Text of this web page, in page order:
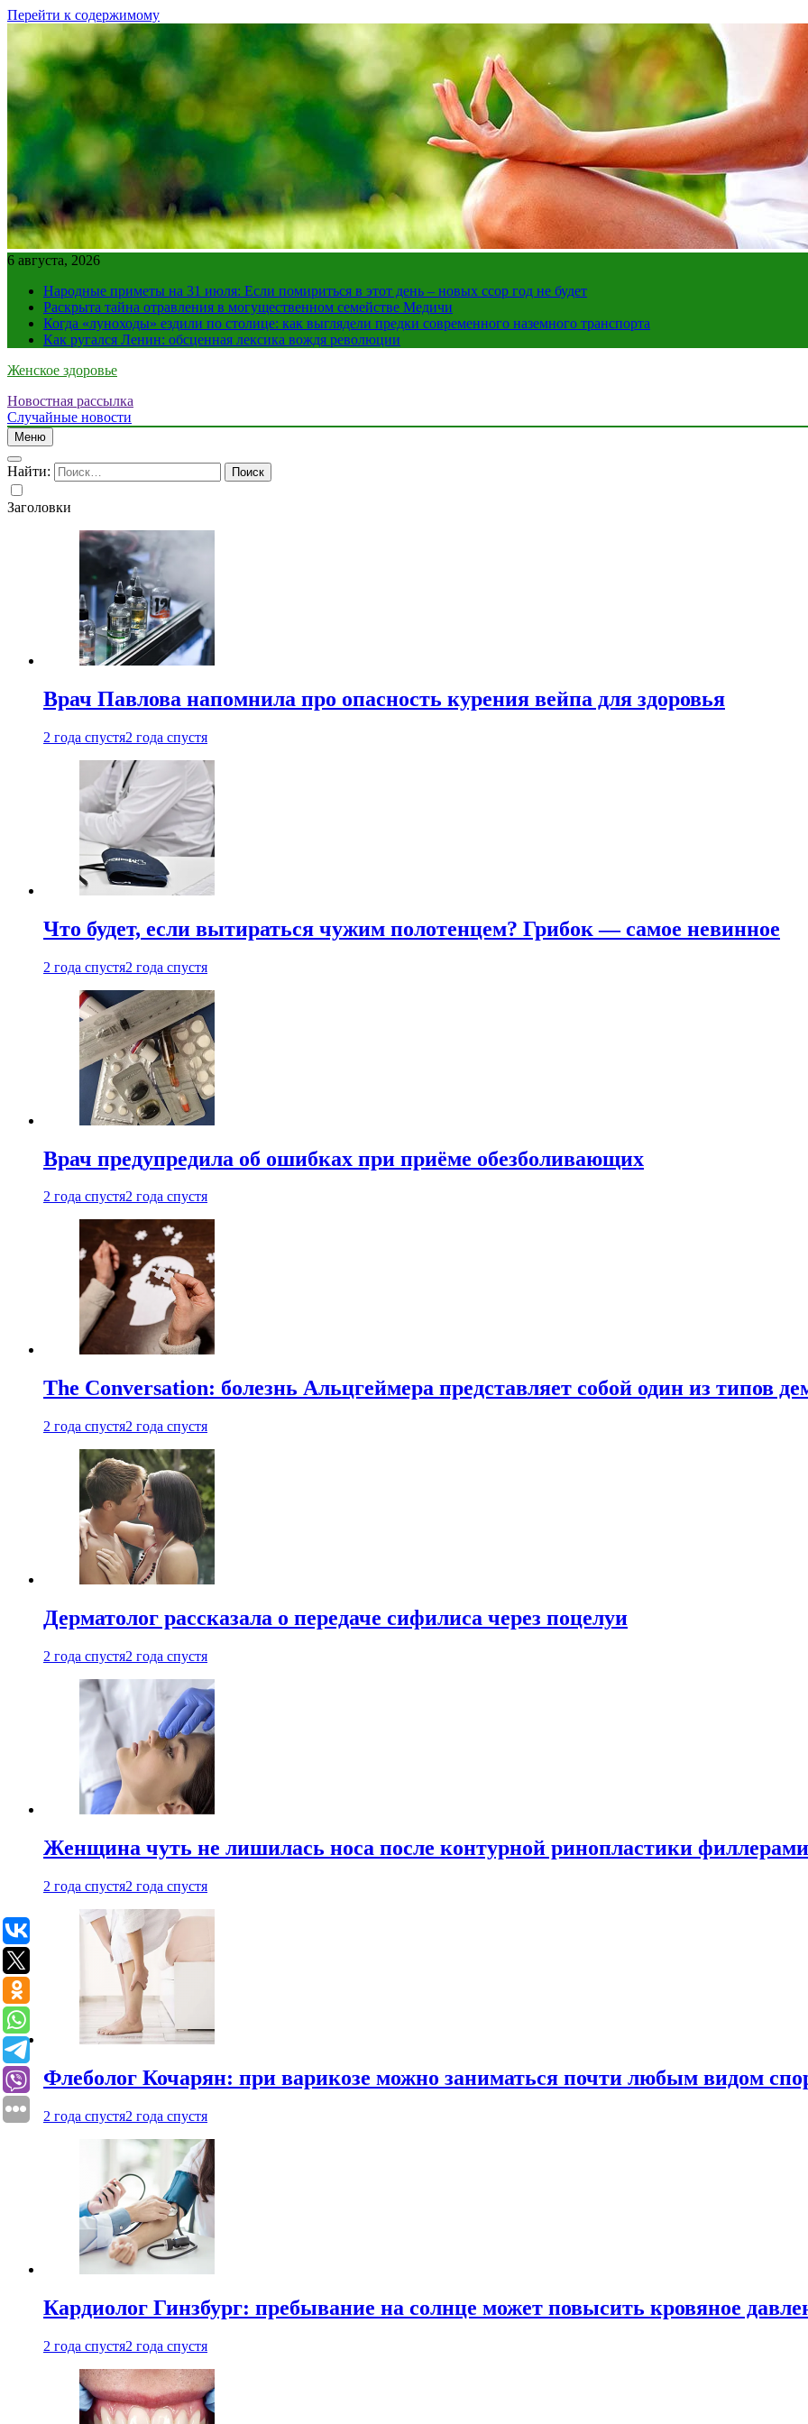
Перейти к содержимому
6 августа, 2026
Народные приметы на 31 июля: Если помириться в этот день – новых ссор год не будет
Раскрыта тайна отравления в могущественном семействе Медичи
Когда «луноходы» ездили по столице: как выглядели предки современного наземного транспорта
Как ругался Ленин: обсценная лексика вождя революции
Женское здоровье
Новостная рассылка
Случайные новости
Меню
Найти:
Заголовки
Врач Павлова напомнила про опасность курения вейпа для здоровья
2 года спустя2 года спустя
Что будет, если вытираться чужим полотенцем? Грибок — самое невинное
2 года спустя2 года спустя
Врач предупредила об ошибках при приëме обезболивающих
2 года спустя2 года спустя
The Conversation: болезнь Альцгеймера представляет собой один из типов
2 года спустя2 года спустя
Дерматолог рассказала о передаче сифилиса через поцелуи
2 года спустя2 года спустя
Женщина чуть не лишилась носа после контурной ринопластики филлерами
2 года спустя2 года спустя
Флеболог Кочарян: при варикозе можно заниматься почти любым видом
2 года спустя2 года спустя
Кардиолог Гинзбург: пребывание на солнце может повысить кровяное
2 года спустя2 года спустя